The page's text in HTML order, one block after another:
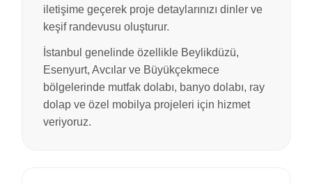
iletişime geçerek proje detaylarınızı dinler ve
keşif randevusu oluşturur.
İstanbul genelinde özellikle Beylikdüzü,
Esenyurt, Avcılar ve Büyükçekmece
bölgelerinde mutfak dolabı, banyo dolabı, ray
dolap ve özel mobilya projeleri için hizmet
veriyoruz.